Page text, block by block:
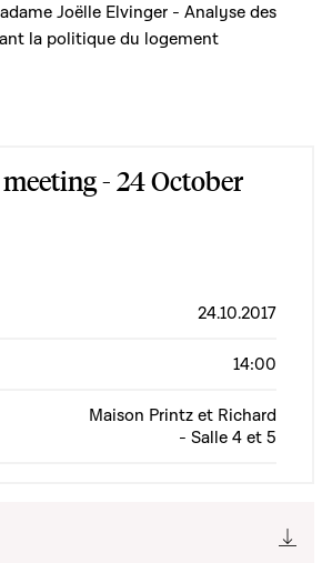
Joëlle Elvinger - Analyse des
la politique du logement
- 24 October
24.10.2017
14:00
Maison Printz et Richard
- Salle 4 et 5